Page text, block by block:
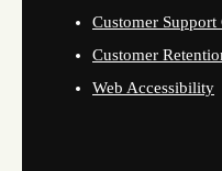
Customer Support
Customer
Web Accessibility